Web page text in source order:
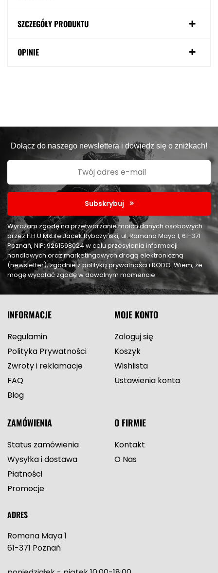
SZCZEGÓŁY PRODUKTU
OPINIE
Dołącz do naszego newslettera i dowiedz się o zniżkach!
Subskrybuj
Wyrażam zgodę na przetwarzanie moich danych osobowych
przez F.H.U MxLife Jacek Rybczyński, ul. Romana Maya 1, 61-371
Poznań, NIP: 9261598024 w celu przesyłania informacji
handlowych oraz marketingowych drogą elektroniczną
(newsletter), zgodnie z polityką prywatności i RODO. Wiem, że
mogę wycofać zgodę w dowolnym momencie.
INFORMACJE
Regulamin
Polityka Prywatności
Zwroty i reklamacje
FAQ
Blog
MOJE KONTO
Zaloguj się
Koszyk
Wishlista
Ustawienia konta
ZAMÓWIENIA
Status zamówienia
Wysyłka i dostawa
Płatności
Promocje
O FIRMIE
Kontakt
O Nas
ADRES
Romana Maya 1
61-371 Poznań